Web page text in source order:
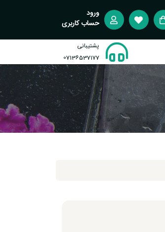
ورود
حساب کاربری
پشتیبانی
07136537177